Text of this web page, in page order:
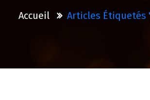
Accueil Articles